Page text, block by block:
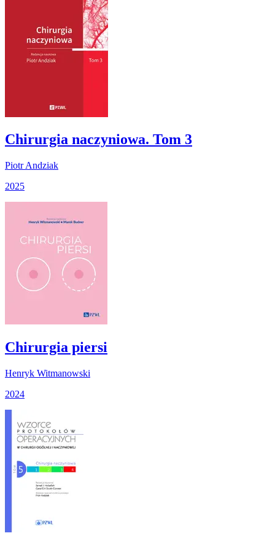
Chirurgia naczyniowa. Tom 3
Piotr Andziak
2025
Chirurgia piersi
Henryk Witmanowski
2024